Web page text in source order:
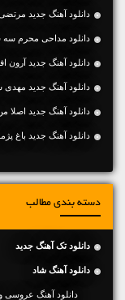
دانلود آهنگ جديد مرتضی اشرفی
دانلود مداحی محرم سه
دانلود آهنگ جديد آرون
دانلود آهنگ جديد مهدی شایق به
دانلود آهنگ جديد اصلا
دانلود آهنگ جديد باغ
دسته بندی مطالب
دانلود تک آهنگ جدید
دانلود آهنگ شاد
دانلود آهنگ